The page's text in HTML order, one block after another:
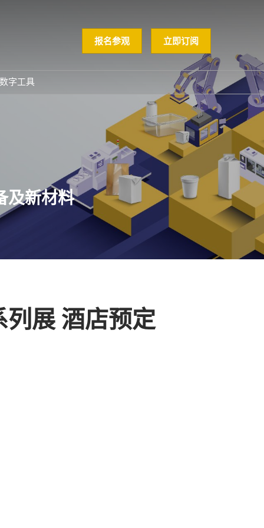
报名参观 立即订阅
数字工具
及新材料
列展 酒店预定